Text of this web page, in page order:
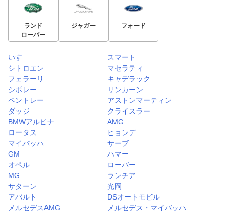
ランド
ローバー
ジャガー フォード
いすゞ
スマート
シトロエン
マセラティ
フェラーリ
キャデラック
シボレー
リンカーン
ベントレー
アストンマーティン
ダッジ
クライスラー
BMWアルピナ
AMG
ロータス
ヒョンデ
マイバッハ
サーブ
GM
ハマー
オペル
ローバー
MG
ランチア
サターン
光岡
アバルト
DSオートモビル
メルセデスAMG
メルセデス・マイバッハ